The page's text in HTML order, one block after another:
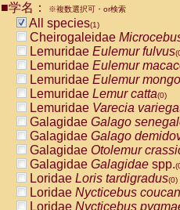
CebidaeCebus nigrivittatus
CebidaeCebus
CebidaeSaimiri
CebidaeSaimiri sciureus(0)
AtelidaeAlouatta caraya(0)
AtelidaeAlouatta fusca(0)
AtelidaeAlouatta seniculus
AtelidaeAlouattaspp.(0)
AtelidaeAteles belzebuth(0)
AtelidaeAteles geoffroyi(0)
AtelidaeAteles paniscus(0)
AtelidaeAtelesspp.(0)
Atelidae Lagothrix
AtelidaeLagothrix
PitheciidaeCacajao
■学名： ※複数選択可・or検索
All species(1)
Cheirogaleidae
Lemuridae Eulemur fulvus
Lemuridae Eulemur
Lemuridae Eulemur
Lemuridae Lemur catta(0)
Lemuridae Varecia
Galagidae Galago
Galagidae Galago
Galagidae Otolemur
Galagidae Galagidae spp.
Loridae Loris tardigradus(0)
Loridae Nycticebus
Loridae Nycticebus